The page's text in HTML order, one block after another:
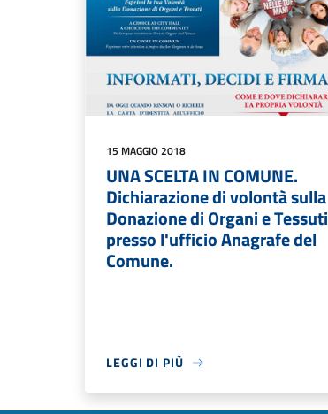
15 MAGGIO 2018
UNA SCELTA IN COMUNE.
Dichiarazione di volontà sulla
Donazione di Organi e Tessuti
presso l'ufficio Anagrafe del
Comune.
LEGGI DI PIÙ